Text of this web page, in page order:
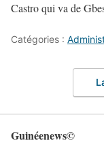
Castro qui va de
Catégories :
Guinéenews©